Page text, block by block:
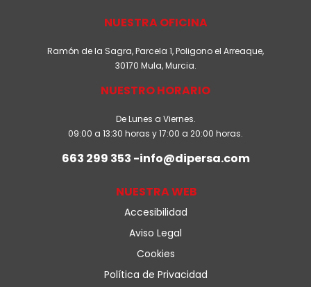
NUESTRA OFICINA
Ramón de la Sagra, Parcela 1, Poligono el Arreaque,
30170 Mula, Murcia.
NUESTRO HORARIO
De Lunes a Viernes.
09:00 a 13:30 horas y 17:00 a 20:00 horas.
663 299 353 -info@dipersa.com
NUESTRA WEB
Accesibilidad
Aviso Legal
Cookies
Política de Privacidad